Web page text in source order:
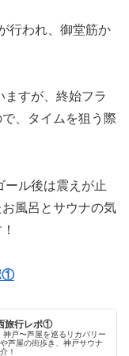
行われ、御堂筋か
ますが、終始フラ
、タイムを狙う際
ール後は震えが止
風呂とサウナの気
①
旅行レポ①
戸〜芦屋を巡るリカバリー
芦屋の街歩き、神戸サウナ
！